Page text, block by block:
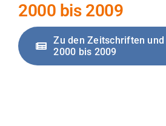
2000 bis 2009
Zu den Zeitschriften
2000 bis 2009